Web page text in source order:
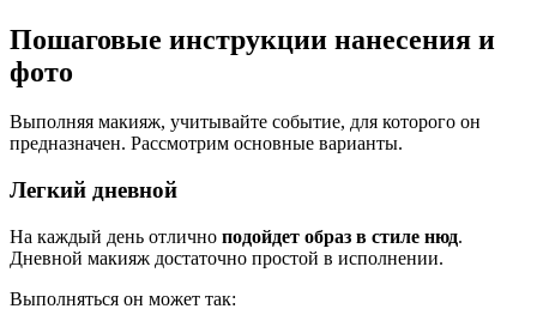
Пошаговые инструкции нанесения и
фото
Выполняя макияж, учитывайте событие, для которого он
предназначен. Рассмотрим основные варианты.
Легкий дневной
На каждый день отлично подойдет образ в стиле нюд.
Дневной макияж достаточно простой в исполнении.
Выполняться он может так: